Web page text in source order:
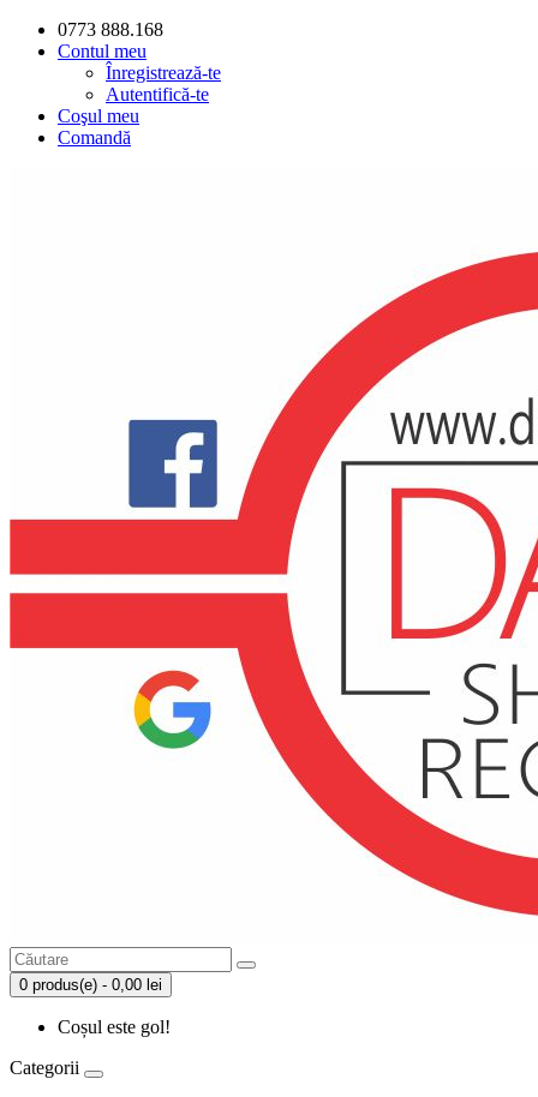
0773 888.168
Contul meu
Înregistrează-te
Autentifică-te
Coşul meu
Comandă
0 produs(e) - 0,00 lei
Coșul este gol!
Categorii